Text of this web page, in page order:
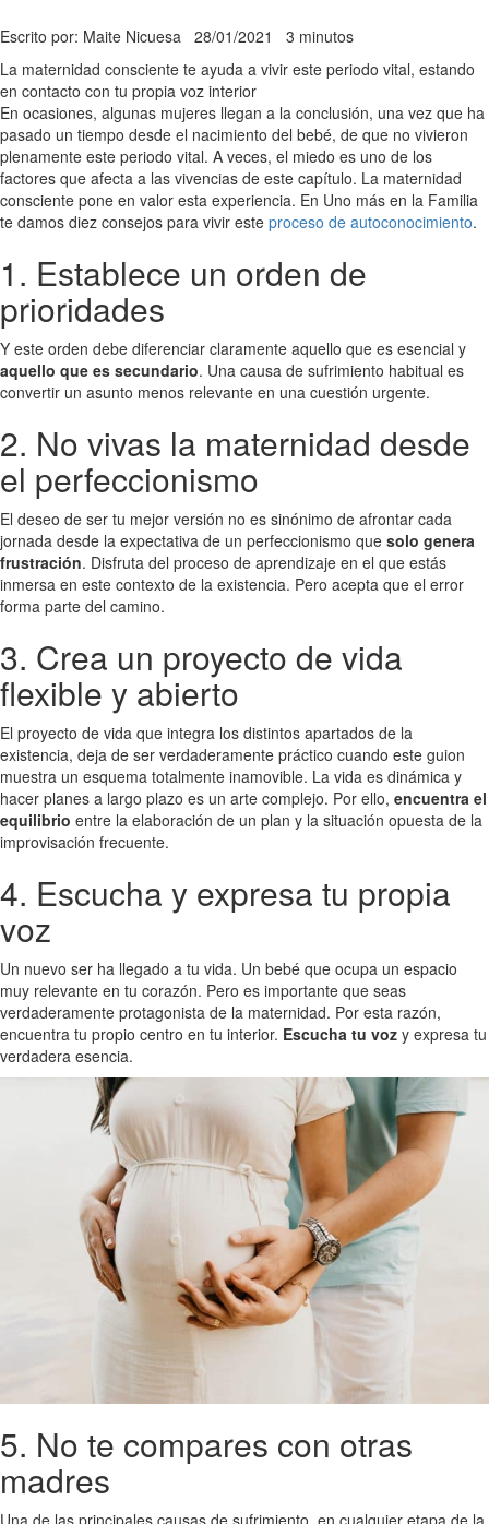
Escrito por: Maite Nicuesa 28/01/2021 3 minutos
La maternidad consciente te ayuda a vivir este periodo vital, estando
en contacto con tu propia voz interior
En ocasiones, algunas mujeres llegan a la conclusión, una vez que ha
pasado un tiempo desde el nacimiento del bebé, de que no vivieron
plenamente este periodo vital. A veces, el miedo es uno de los
factores que afecta a las vivencias de este capítulo. La maternidad
consciente pone en valor esta experiencia. En Uno más en la Familia
te damos diez consejos para vivir este proceso de autoconocimiento.
1. Establece un orden de
prioridades
Y este orden debe diferenciar claramente aquello que es esencial y
aquello que es secundario. Una causa de sufrimiento habitual es
convertir un asunto menos relevante en una cuestión urgente.
2. No vivas la maternidad desde
el perfeccionismo
El deseo de ser tu mejor versión no es sinónimo de afrontar cada
jornada desde la expectativa de un perfeccionismo que solo genera
frustración. Disfruta del proceso de aprendizaje en el que estás
inmersa en este contexto de la existencia. Pero acepta que el error
forma parte del camino.
3. Crea un proyecto de vida
flexible y abierto
El proyecto de vida que integra los distintos apartados de la
existencia, deja de ser verdaderamente práctico cuando este guion
muestra un esquema totalmente inamovible. La vida es dinámica y
hacer planes a largo plazo es un arte complejo. Por ello, encuentra el
equilibrio entre la elaboración de un plan y la situación opuesta de la
improvisación frecuente.
4. Escucha y expresa tu propia
voz
Un nuevo ser ha llegado a tu vida. Un bebé que ocupa un espacio
muy relevante en tu corazón. Pero es importante que seas
verdaderamente protagonista de la maternidad. Por esta razón,
encuentra tu propio centro en tu interior. Escucha tu voz y expresa tu
verdadera esencia.
5. No te compares con otras
madres